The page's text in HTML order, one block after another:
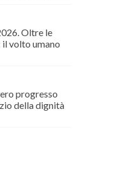
Oltre le
volto umano
progresso
della dignità